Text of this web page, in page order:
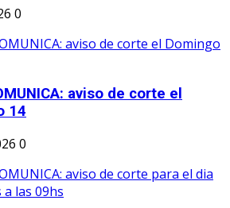
0
aviso de corte el
14
0